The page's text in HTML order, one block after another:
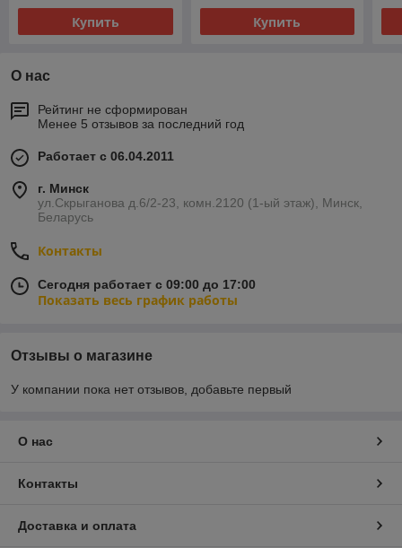
Купить Купить
О нас
Рейтинг не сформирован
Менее 5 отзывов за последний год
Работает с 06.04.2011
г. Минск
ул.Скрыганова д.6/2-23, комн.2120 (1-ый этаж), Минск,
Беларусь
Контакты
Сегодня работает с 09:00 до 17:00
Показать весь график работы
Отзывы о магазине
У компании пока нет отзывов, добавьте первый
О нас
Контакты
Доставка и оплата